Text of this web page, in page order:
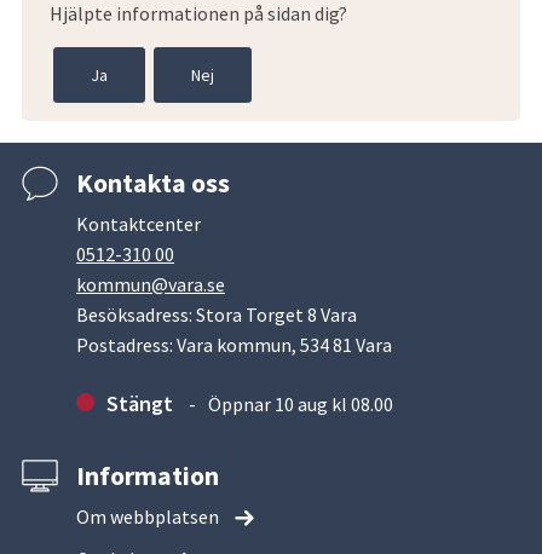
Hjälpte informationen på sidan dig?
Ja Nej
Kontakta oss
Kontaktcenter
0512-310 00
kommun@vara.se
Besöksadress: Stora Torget 8 Vara
Postadress: Vara kommun, 534 81 Vara
Stängt Öppnar 10 aug kl 08.00
Information
Om webbplatsen